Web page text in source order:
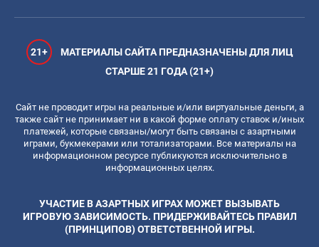
21+
МАТЕРИАЛЫ САЙТА ПРЕДНАЗНАЧЕНЫ ДЛЯ ЛИЦ
СТАРШЕ 21 ГОДА (21+)
Сайт не проводит игры на реальные и/или виртуальные деньги, а
также сайт не принимает ни в какой форме оплату ставок и/иных
платежей, которые связаны/могут быть связаны с азартными
играми, букмекерами или тотализаторами. Все материалы на
информационном ресурсе публикуются исключительно в
информационных целях.
УЧАСТИЕ В АЗАРТНЫХ ИГРАХ МОЖЕТ ВЫЗЫВАТЬ
ИГРОВУЮ ЗАВИСИМОСТЬ. ПРИДЕРЖИВАЙТЕСЬ ПРАВИЛ
(ПРИНЦИПОВ) ОТВЕТСТВЕННОЙ ИГРЫ.